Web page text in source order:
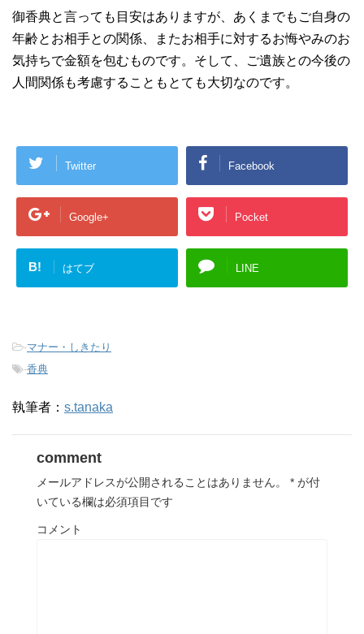
御香典と言っても目安はありますが、あくまでもご自身の
年齢とお相手との関係、またお相手に対するお悔やみのお
気持ちで金額を包むものです。そして、ご遺族との今後の
人間関係も考慮することもとても大切なのです。
Twitter Facebook
Google+ Pocket
B! はてブ LINE
-マナー・しきたり
-香典
執筆者： s.tanaka
comment
メールアドレスが公開されることはありません。 * が付
いている欄は必須項目です
コメント